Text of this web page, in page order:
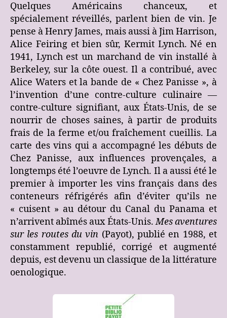
Quelques Américains chanceux, et
spécialement réveillés, parlent bien de vin. Je
pense à Henry James, mais aussi à Jim Harrison,
Alice Feiring et bien sûr, Kermit Lynch. Né en
1941, Lynch est un marchand de vin installé à
Berkeley, sur la côte ouest. Il a contribué, avec
Alice Waters et la bande de « Chez Panisse », à
l’invention d’une contre-culture culinaire —
contre-culture signifiant, aux États-Unis, de se
nourrir de choses saines, à partir de produits
frais de la ferme et/ou fraîchement cueillis. La
carte des vins qui a accompagné les débuts de
Chez Panisse, aux influences provençales, a
longtemps été l’oeuvre de Lynch. Il a aussi été le
premier à importer les vins français dans des
conteneurs réfrigérés afin d’éviter qu’ils ne
« cuisent » au détour du Canal du Panama et
n’arrivent abîmés aux États-Unis.Mes aventures
sur les routes du vin (Payot), publié en 1988, et
constamment republié, corrigé et augmenté
depuis, est devenu un classique de la littérature
oenologique.